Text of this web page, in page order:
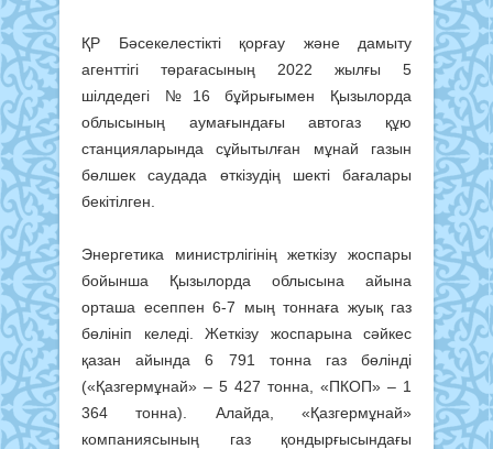
ҚР Бәсекелестікті қорғау және дамыту
агенттігі төрағасының 2022 жылғы 5
шілдедегі №16 бұйрығымен Қызылорда
облысының аумағындағы автогаз құю
станцияларында сұйытылған мұнай газын
бөлшек саудада өткізудің шекті бағалары
бекітілген.
Энергетика министрлігінің жеткізу жоспары
бойынша Қызылорда облысына айына
орташа есеппен 6-7 мың тоннаға жуық газ
бөлініп келеді. Жеткізу жоспарына сәйкес
қазан айында 6 791 тонна газ бөлінді
(«Қазгермұнай» – 5 427 тонна, «ПКОП» – 1
364 тонна). Алайда, «Қазгермұнай»
компаниясының газ қондырғысындағы